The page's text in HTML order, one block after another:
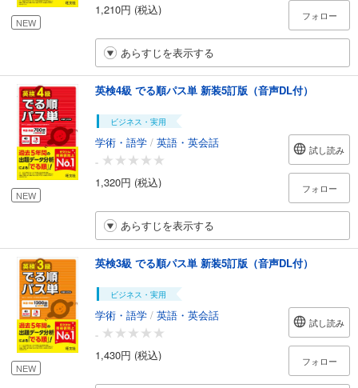
NEW
1,210円 (税込)
フォロー
あらすじを表示する
NEW
英検4級 でる順パス単 新装5訂版（音声DL付）
ビジネス・実用
学術・語学 / 英語・英会話
-
1,320円 (税込)
試し読み
フォロー
あらすじを表示する
NEW
英検3級 でる順パス単 新装5訂版（音声DL付）
ビジネス・実用
学術・語学 / 英語・英会話
-
1,430円 (税込)
試し読み
フォロー